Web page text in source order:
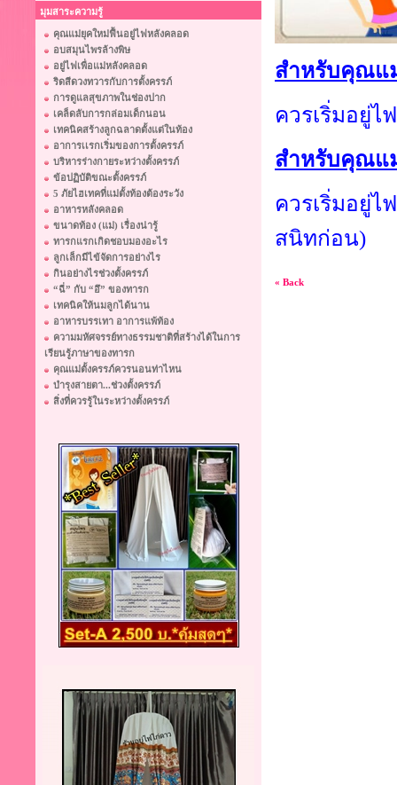
มุมสาระความรู้
คุณแม่ยุคใหม่ฟื้นอยู่ไฟหลังคลอด
อบสมุนไพรล้างพิษ
อยู่ไฟเพื่อแม่หลังคลอด
ริดสีดวงทวารกับการตั้งครรภ์
การดูแลสุขภาพในช่องปาก
เคล็ดลับการกล่อมเด็กนอน
เทคนิคสร้างลูกฉลาดตั้งแต่ในท้อง
อาการเเรกเริ่มของการตั้งครรภ์
บริหารร่างกายระหว่างตั้งครรภ์
ข้อปฏิบัติขณะตั้งครรภ์
5 ภัยไฮเทคที่แม่ตั้งท้องต้องระวัง
อาหารหลังคลอด
ขนาดท้อง (แม่) เรื่องน่ารู้
ทารกแรกเกิดชอบมองอะไร
ลูกเล็กมีไข้จัดการอย่างไร
กินอย่างไรช่วงตั้งครรภ์
“ฉี่” กับ “อึ” ของทารก
เทคนิคให้นมลูกได้นาน
อาหารบรรเทา อาการแพ้ท้อง
ความมหัศจรรย์ทางธรรมชาติที่สร้างได้ในการ
เรียนรู้ภาษาของทารก
คุณแม่ตั้งครรภ์ควรนอนท่าไหน
บำรุงสายตา...ช่วงตั้งครรภ์
สิ่งที่ควรรู้ในระหว่างตั้งครรภ์
สำหรับคุณแ
ควรเริ่มอยู่ไ
สำหรับคุณแ
ควรเริ่มอยู่ไ
สนิทก่อน)
« Back